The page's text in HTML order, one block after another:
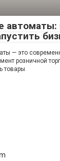
автоматы:
— это
розничной
товары